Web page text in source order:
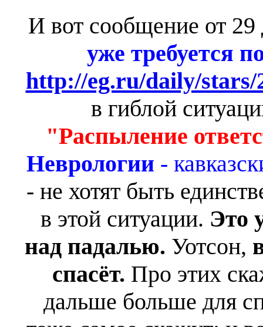
И вот сообщение от 29
уже требуется
http://eg.ru/daily/stars/
в гиблой
"Распыление
Неврологии -
- не хотят быть
в этой ситуации. Это
над падалью. Уотсон,
спасёт. Про этих
дальше больше для